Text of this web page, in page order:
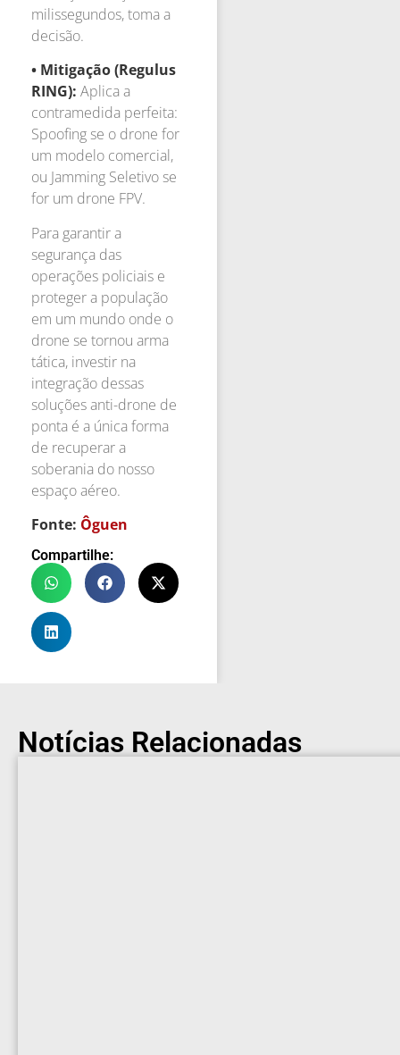
milissegundos, toma a
decisão.
• Mitigação (Regulus
RING): Aplica a
contramedida perfeita:
Spoofing se o drone for
um modelo comercial,
ou Jamming Seletivo se
for um drone FPV.
Para garantir a
segurança das
operações policiais e
proteger a população
em um mundo onde o
drone se tornou arma
tática, investir na
integração dessas
soluções anti-drone de
ponta é a única forma
de recuperar a
soberania do nosso
espaço aéreo.
Fonte: Ôguen
Compartilhe:
Notícias Relacionadas